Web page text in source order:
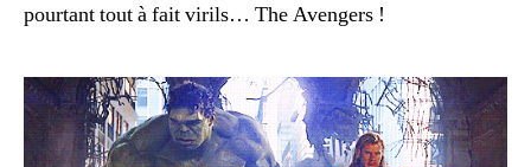
pourtant tout à fait virils… The Avengers !